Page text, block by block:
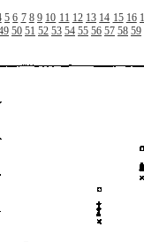
5 6 7 8 9 10 11 12 13 14 15 16
50 51 52 53 54 55 56 57 58 59